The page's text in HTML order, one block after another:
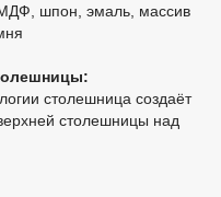
шпон, эмаль, массив
столешница создаёт
столешницы над